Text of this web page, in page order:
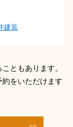
建装
ともあります。
をいただけます